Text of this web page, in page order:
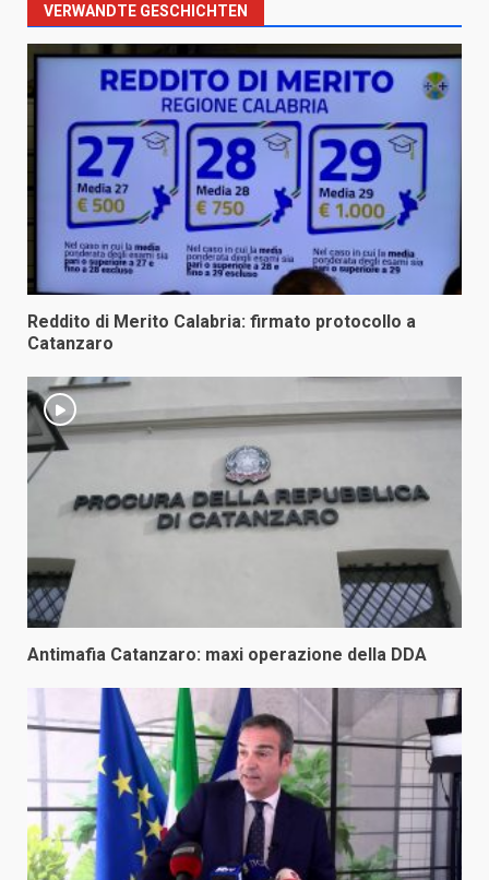
VERWANDTE GESCHICHTEN
Reddito di Merito Calabria: firmato protocollo a
Catanzaro
Antimafia Catanzaro: maxi operazione della DDA